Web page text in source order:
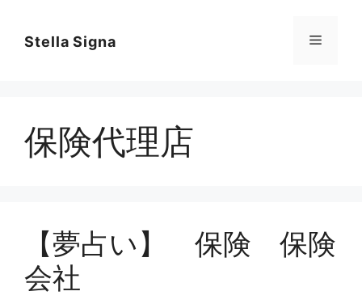
Stella Signa メ
保険代理店
【夢占い】 保険 保険
会社